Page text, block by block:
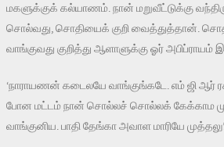
மகளுக்குக் கல்யாணம். நான் மறுவீட்டுக்கு
சொல்வது, சொதியைக் குறி வைத்துத்தான்.
வாங்குவது குறித்து ஆளாளுக்கு ஓர் அபிப்ராயம்
‘நாராயணன் கடைலயே வாங்குங்கடே. எம் ஜி ஆர்
போன மட்டம் நான் சொல்லச் சொல்லக் கேக்காம
வாங்குனிய. பாதி தேங்கா அவாள மாரியே